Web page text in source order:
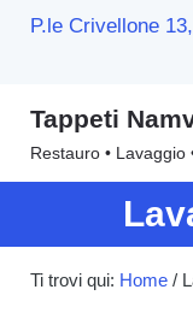
Passa al contenuto
Skip to header right
Skip to site footer
P.le Crivellone
Tappeti
Restauro • Lavaggio
Ti trovi qui: Home /